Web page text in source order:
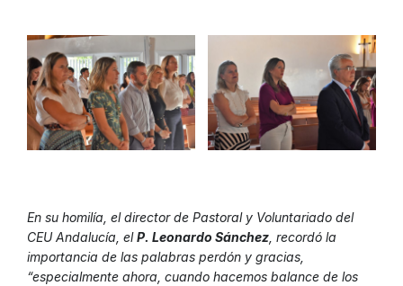
En su homilía, el director de Pastoral y Voluntariado del
CEU Andalucía, elP. Leonardo Sánchez, recordó la
importancia de las palabras perdón y gracias,
“especialmente ahora, cuando hacemos balance de los